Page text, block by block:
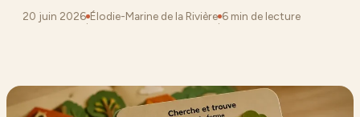
20 juin 2026
·
Élodie-Marine de la Rivière
·
6 min de lecture